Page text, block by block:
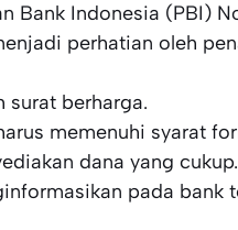
Bank Indonesia (PBI)
perhatian oleh
surat berharga.
memenuhi syarat
dana yang cukup.
pada bank